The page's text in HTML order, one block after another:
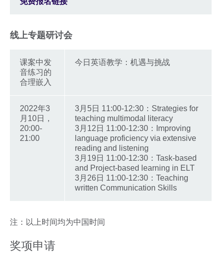
线上专题研讨会
课案中发
音练习的
合理嵌入
今日英语教学：机遇与挑战
2022年3
月10日，
20:00-
21:00
3月5日 11:00-12:30：Strategies for
teaching multimodal literacy
3月12日 11:00-12:30：Improving
language proficiency via extensive
reading and listening
3月19日 11:00-12:30：Task-based
and Project-based learning in ELT
3月26日 11:00-12:30：Teaching
written Communication Skills
注：以上时间均为中国时间
奖项申请